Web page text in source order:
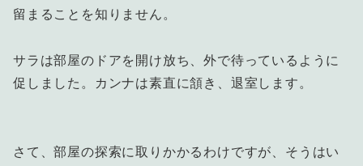
留まることを知りません。
サラは部屋のドアを開け放ち、外で待っているように
促しました。カンナは素直に頷き、退室します。
さて、部屋の探索に取りかかるわけですが、そうはい